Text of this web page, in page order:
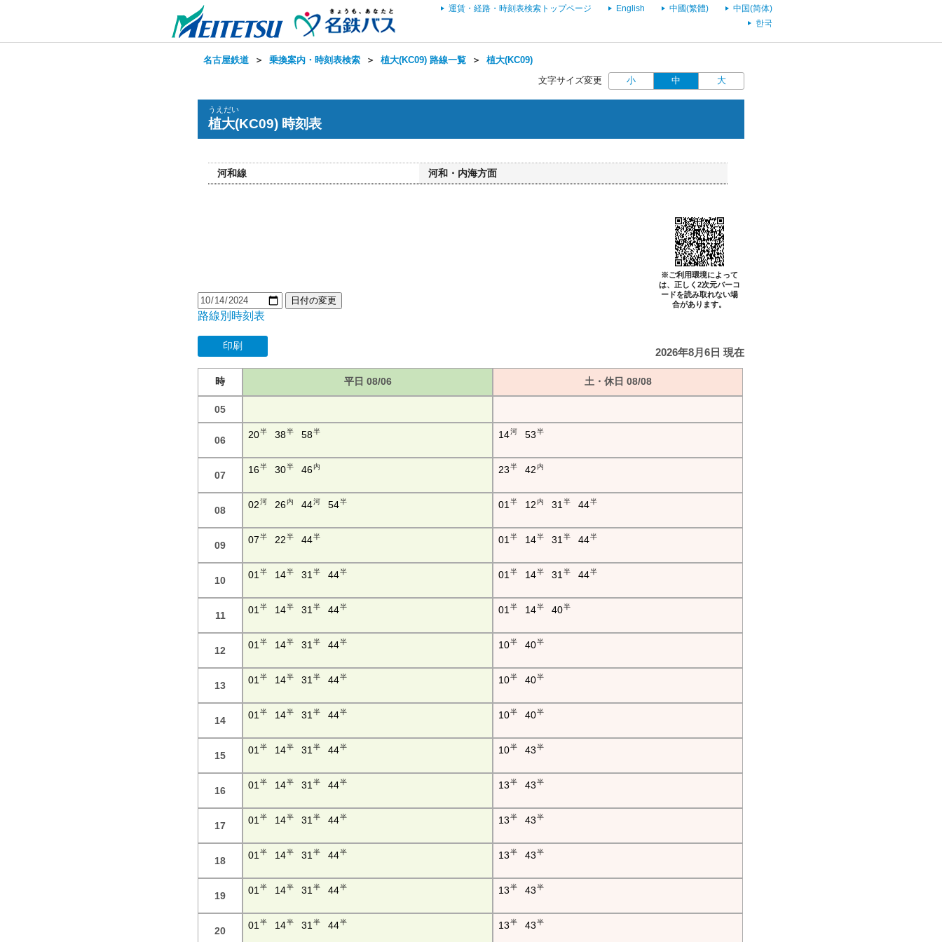
運賃・経路・時刻表検索トップページ English 中國(繁體)
中国(简体)
한국
名古屋鉄道 ＞ 乗換案内・時刻表検索 ＞ 植大(KC09) 路線一覧 ＞ 植大(KC09)
文字サイズ変更 小 中 大
うえだい
植大(KC09) 時刻表
河和線 河和・内海方面
※ご利用環境によって
は、正しく2次元バーコ
ードを読み取れない場
合があります。
日付の変更
路線別時刻表
印刷
2026年8月6日 現在
時 平日 08/06 土・休日 08/08
05
06 20半 38半 58半 14河 53半
07 16半 30半 46内 23半 42内
08 02河 26内 44河 54半 01半 12内 31半 44半
09 07半 22半 44半 01半 14半 31半 44半
10 01半 14半 31半 44半 01半 14半 31半 44半
11 01半 14半 31半 44半 01半 14半 40半
12 01半 14半 31半 44半 10半 40半
13 01半 14半 31半 44半 10半 40半
14 01半 14半 31半 44半 10半 40半
15 01半 14半 31半 44半 10半 43半
16 01半 14半 31半 44半 13半 43半
17 01半 14半 31半 44半 13半 43半
18 01半 14半 31半 44半 13半 43半
19 01半 14半 31半 44半 13半 43半
20 01半 14半 31半 44半 13半 43半